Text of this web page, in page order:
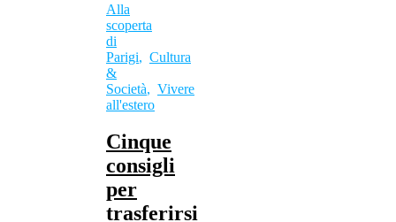
Alla
scoperta
di
Parigi, Cultura
&
Società, Vivere
all'estero
Cinque
consigli
per
trasferirsi